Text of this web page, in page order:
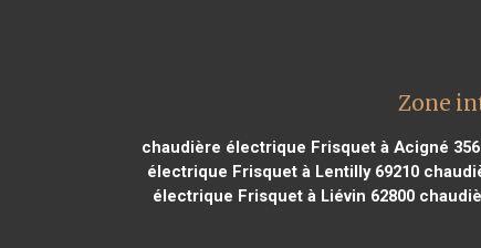
Zone
chaudière électrique Frisquet à Acigné
électrique Frisquet à Lentilly 69210
électrique Frisquet à Liévin 62800